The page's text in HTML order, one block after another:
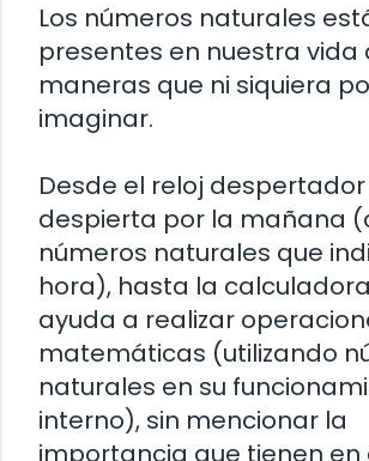
Los números naturales
presentes en nuestra vida
maneras que ni siquiera
imaginar.
Desde el reloj
despierta por la mañana
números naturales que
hora), hasta la
ayuda a realizar
matemáticas (utilizando
naturales en su
interno), sin mencionar la
importancia que tienen